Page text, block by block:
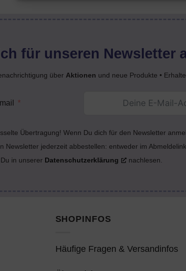
für unseren Newsletter
über Aktionen und neue Produkte • Erhalte
Übertragung! Wenn Du dich für den Newsletter
Newsletter jederzeit abbestellen: entweder im
in unserer Datenschutzerklärung nachlesen.
SHOPINFOS
Häufige Fragen & Versandinfos